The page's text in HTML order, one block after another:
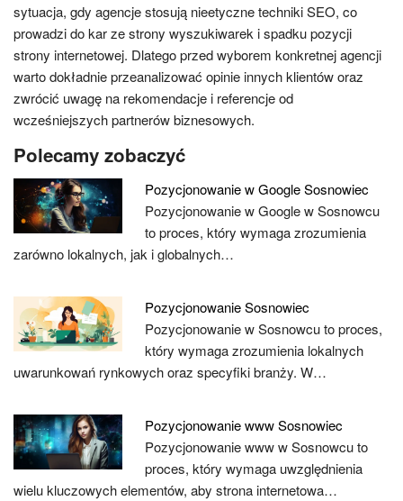
sytuacja, gdy agencje stosują nieetyczne techniki SEO, co
prowadzi do kar ze strony wyszukiwarek i spadku pozycji
strony internetowej. Dlatego przed wyborem konkretnej agencji
warto dokładnie przeanalizować opinie innych klientów oraz
zwrócić uwagę na rekomendacje i referencje od
wcześniejszych partnerów biznesowych.
Polecamy zobaczyć
Pozycjonowanie w Google Sosnowiec
Pozycjonowanie w Google w Sosnowcu
to proces, który wymaga zrozumienia
zarówno lokalnych, jak i globalnych…
Pozycjonowanie Sosnowiec
Pozycjonowanie w Sosnowcu to proces,
który wymaga zrozumienia lokalnych
uwarunkowań rynkowych oraz specyfiki branży. W…
Pozycjonowanie www Sosnowiec
Pozycjonowanie www w Sosnowcu to
proces, który wymaga uwzględnienia
wielu kluczowych elementów, aby strona internetowa…